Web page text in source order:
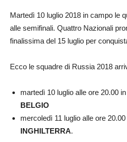
Martedì 10 luglio 2018 in campo le
alle semifinali. Quattro Nazionali
finalissima del 15 luglio per
Ecco le squadre di Russia 2018
martedì 10 luglio alle ore 20.00
BELGIO
mercoledì 11 luglio alle ore
INGHILTERRA.